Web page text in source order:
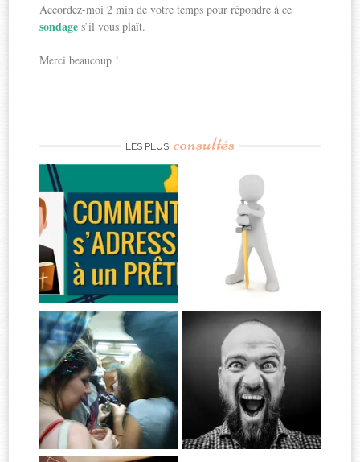
Accordez-moi 2 min de votre temps pour répondre à ce
sondages’il vous plaît.
Merci beaucoup !
LES PLUS consultés